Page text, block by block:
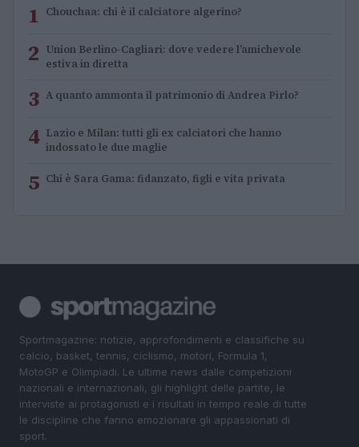
1 Chouchaa: chi è il calciatore algerino?
2 Union Berlino-Cagliari: dove vedere l’amichevole
estiva in diretta
3 A quanto ammonta il patrimonio di Andrea Pirlo?
4 Lazio e Milan: tutti gli ex calciatori che hanno
indossato le due maglie
5 Chi è Sara Gama: fidanzato, figli e vita privata
Sportmagazine: notizie, approfondimenti e classifiche su
calcio, basket, tennis, ciclismo, motori, Formula 1,
MotoGP e Olimpiadi. Le ultime news dalle competizioni
nazionali e internazionali, gli highlight delle partite, le
interviste ai protagonisti e i risultati in tempo reale di tutte
le discipline che fanno emozionare gli appassionati di
sport.